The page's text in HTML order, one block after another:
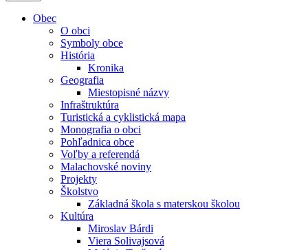
Obec
O obci
Symboly obce
História
Kronika
Geografia
Miestopisné názvy
Infraštruktúra
Turistická a cyklistická mapa
Monografia o obci
Pohľadnica obce
Voľby a referendá
Malachovské noviny
Projekty
Školstvo
Základná škola s materskou školou
Kultúra
Miroslav Bárdi
Viera Solivajsová